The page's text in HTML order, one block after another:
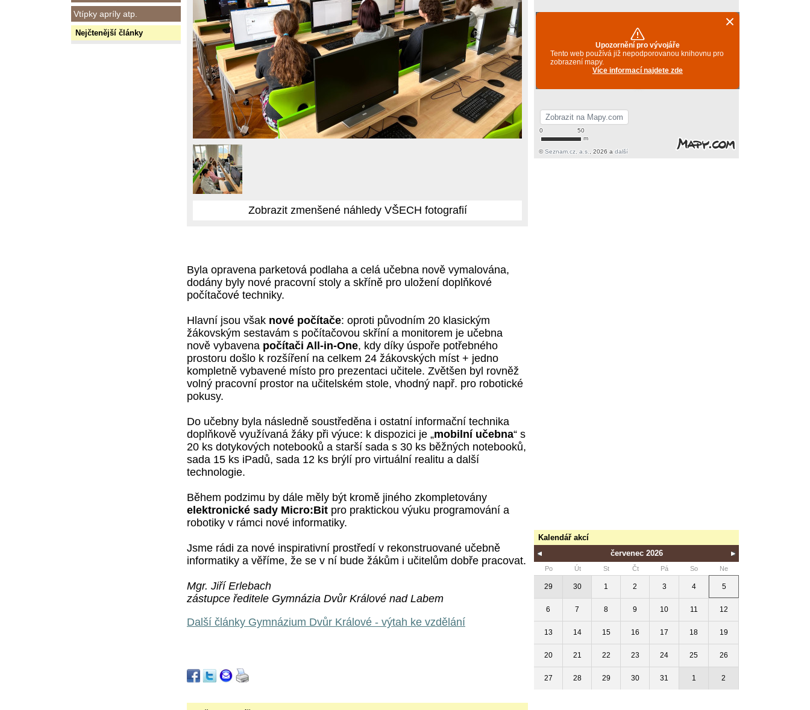
Vtípky apríly atp.
Nejčtenější články
Zobrazit zmenšené náhledy VŠECH fotografií
Byla opravena parketová podlaha a celá učebna nově vymalována,
dodány byly nové pracovní stoly a skříně pro uložení doplňkové
počítačové techniky.
Hlavní jsou však nové počítače: oproti původním 20 klasickým
žákovským sestavám s počítačovou skříní a monitorem je učebna
nově vybavena počítači All-in-One, kdy díky úspoře potřebného
prostoru došlo k rozšíření na celkem 24 žákovských míst + jedno
kompletně vybavené místo pro prezentaci učitele. Zvětšen byl rovněž
volný pracovní prostor na učitelském stole, vhodný např. pro robotické
pokusy.
Do učebny byla následně soustředěna i ostatní informační technika
doplňkově využívaná žáky při výuce: k dispozici je „mobilní učebna“ s
20 ks dotykových notebooků a starší sada s 30 ks běžných notebooků,
sada 15 ks iPadů, sada 12 ks brýlí pro virtuální realitu a další
technologie.
Během podzimu by dále měly být kromě jiného zkompletovány
elektronické sady Micro:Bit pro praktickou výuku programování a
robotiky v rámci nové informatiky.
Jsme rádi za nové inspirativní prostředí v rekonstruované učebně
informatiky a věříme, že se v ní bude žákům i učitelům dobře pracovat.
Mgr. Jiří Erlebach
zástupce ředitele Gymnázia Dvůr Králové nad Labem
Další články Gymnázium Dvůr Králové - výtah ke vzdělání
Kalendář akcí
červenec 2026
Po Út St Čt Pá So Ne
29 30 1 2 3 4 5
6 7 8 9 10 11 12
13 14 15 16 17 18 19
20 21 22 23 24 25 26
27 28 29 30 31 1 2